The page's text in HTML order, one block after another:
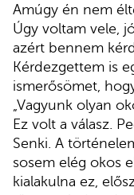
Amúgy én nem
Úgy voltam vele,
azért bennem
Kérdezgettem is
ismerősömet,
„Vagyunk olyan
Ez volt a válasz.
Senki. A
sosem elég okos
kialakulna ez,